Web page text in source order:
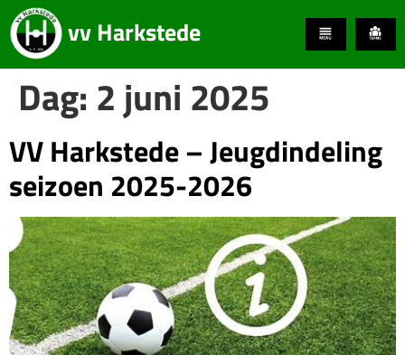
vv Harkstede
Dag: 2 juni 2025
VV Harkstede – Jeugdindeling
seizoen 2025-2026